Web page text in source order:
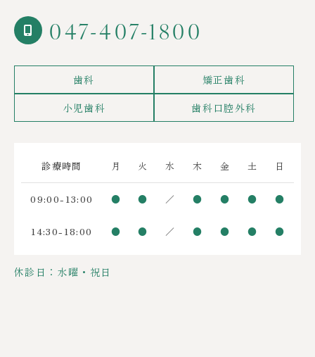
047-407-1800
歯科
矯正歯科
小児歯科
歯科口腔外科
診療時間 月 火 水 木 金 土 日
09:00-13:00 ● ● ／ ● ● ● ●
14:30-18:00 ● ● ／ ● ● ● ●
休診日：水曜・祝日